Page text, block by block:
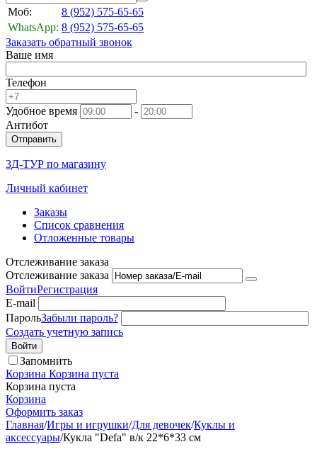
Моб: 8 (952) 575-65-65
WhatsApp: 8 (952) 575-65-65
Заказать обратный звонок
Ваше имя
Телефон
Удобное время
-
Антибот
Отправить
3Д-ТУР по магазину
Личный кабинет
Заказы
Список сравнения
Отложенные товары
Отслеживание заказа
Отслеживание заказа
ВойтиРегистрация
E-mail
ПарольЗабыли пароль?
Создать учетную запись
Войти
Запомнить
Корзина Корзина пуста
Корзина пуста
Корзина
Оформить заказ
Главная/Игры и игрушки/Для девочек/Куклы и
аксессуары/Кукла "Defa" в/к 22*6*33 см